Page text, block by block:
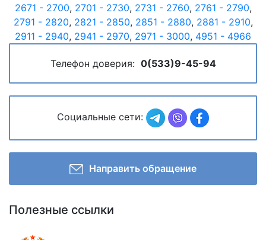
2671 - 2700, 2701 - 2730, 2731 - 2760, 2761 - 2790,
2791 - 2820, 2821 - 2850, 2851 - 2880, 2881 - 2910,
2911 - 2940, 2941 - 2970, 2971 - 3000, 4951 - 4966
Телефон доверия: 0(533)9-45-94
Социальные сети:
Направить обращение
Полезные ссылки